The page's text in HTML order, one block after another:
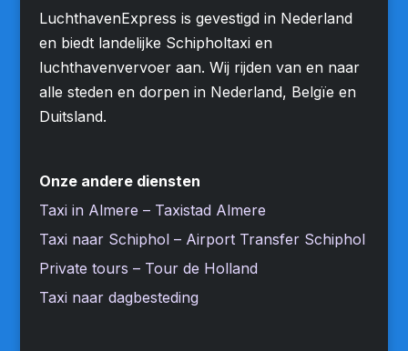
LuchthavenExpress is gevestigd in Nederland
en biedt landelijke Schipholtaxi en
luchthavenvervoer aan. Wij rijden van en naar
alle steden en dorpen in Nederland, Belgïe en
Duitsland.
Onze andere diensten
Taxi in Almere – Taxistad Almere
Taxi naar Schiphol – Airport Transfer Schiphol
Private tours – Tour de Holland
Taxi naar dagbesteding